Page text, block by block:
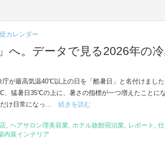
カレンダー
へ。データで見る2026年の
庁が最高気温40℃以上の日を「酷暑日」と名付けました
猛暑日35℃の上に、暑さの指標が一つ増えたことに
け日常になっ...
続きを読む
, ヘアサロン理美容業, ホテル旅館宿泊業, レポート ,
内装インテリア